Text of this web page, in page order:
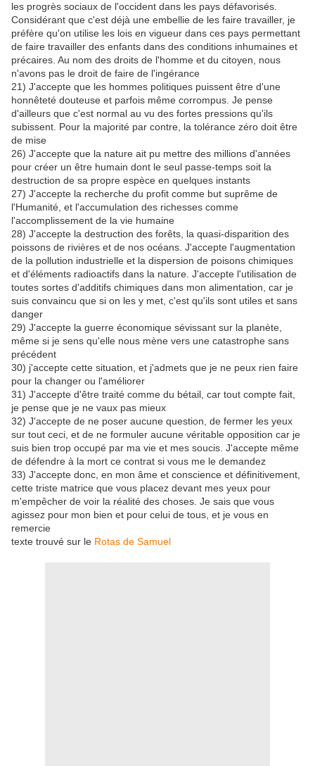
les progrès sociaux de l'occident dans les pays défavorisés.
Considérant que c'est déjà une embellie de les faire travailler, je
préfère qu'on utilise les lois en vigueur dans ces pays permettant
de faire travailler des enfants dans des conditions inhumaines et
précaires. Au nom des droits de l'homme et du citoyen, nous
n'avons pas le droit de faire de l'ingérance
21) J'accepte que les hommes politiques puissent être d'une
honnêteté douteuse et parfois même corrompus. Je pense
d'ailleurs que c'est normal au vu des fortes pressions qu'ils
subissent. Pour la majorité par contre, la tolérance zéro doit être
de mise
26) J'accepte que la nature ait pu mettre des millions d'années
pour créer un être humain dont le seul passe-temps soit la
destruction de sa propre espèce en quelques instants
27) J'accepte la recherche du profit comme but suprême de
l'Humanité, et l'accumulation des richesses comme
l'accomplissement de la vie humaine
28) J'accepte la destruction des forêts, la quasi-disparition des
poissons de rivières et de nos océans. J'accepte l'augmentation
de la pollution industrielle et la dispersion de poisons chimiques
et d'éléments radioactifs dans la nature. J'accepte l'utilisation de
toutes sortes d'additifs chimiques dans mon alimentation, car je
suis convaincu que si on les y met, c'est qu'ils sont utiles et sans
danger
29) J'accepte la guerre économique sévissant sur la planète,
même si je sens qu'elle nous mène vers une catastrophe sans
précédent
30) j'accepte cette situation, et j'admets que je ne peux rien faire
pour la changer ou l'améliorer
31) J'accepte d'être traité comme du bétail, car tout compte fait,
je pense que je ne vaux pas mieux
32) J'accepte de ne poser aucune question, de fermer les yeux
sur tout ceci, et de ne formuler aucune véritable opposition car je
suis bien trop occupé par ma vie et mes soucis. J'accepte même
de défendre à la mort ce contrat si vous me le demandez
33) J'accepte donc, en mon âme et conscience et définitivement,
cette triste matrice que vous placez devant mes yeux pour
m'empêcher de voir la réalité des choses. Je sais que vous
agissez pour mon bien et pour celui de tous, et je vous en
remercie
texte trouvé sur le Rotas de Samuel